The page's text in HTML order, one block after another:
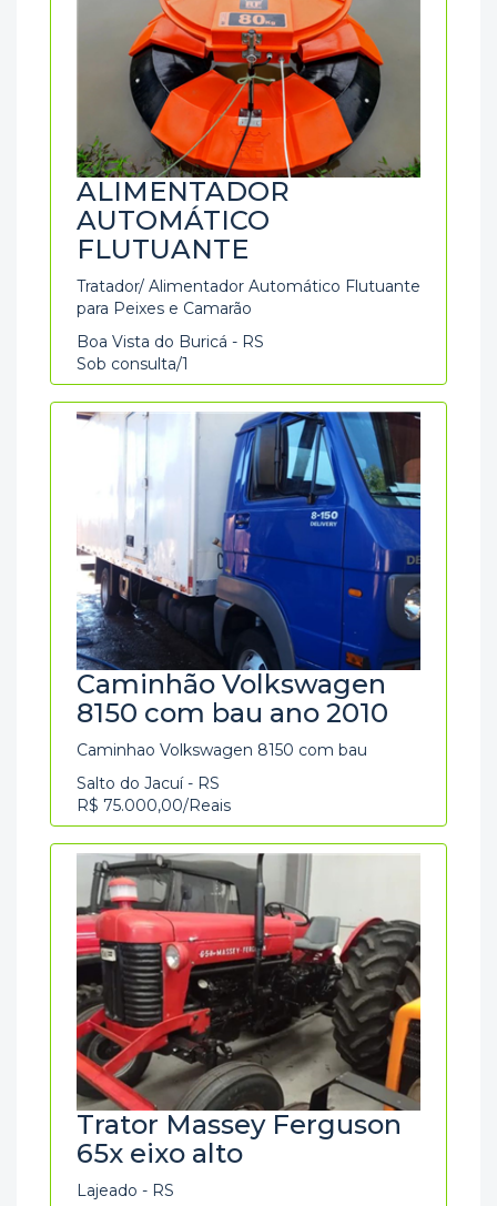
ALIMENTADOR
AUTOMÁTICO
FLUTUANTE
Tratador/ Alimentador Automático Flutuante
para Peixes e Camarão
Boa Vista do Buricá - RS
Sob consulta/1
Caminhão Volkswagen
8150 com bau ano 2010
Caminhao Volkswagen 8150 com bau
Salto do Jacuí - RS
R$ 75.000,00/Reais
Trator Massey Ferguson
65x eixo alto
Lajeado - RS